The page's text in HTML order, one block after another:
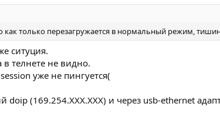
как только перезагружается в нормальный режим,
ситуция.
в телнете не видно.
уже не пингуется(
(169.254.XXX.XXX) и через usb-ethernet